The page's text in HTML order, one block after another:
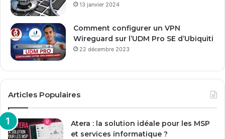
13 janvier 2024
Comment configurer un VPN
Wireguard sur l’UDM Pro SE d’Ubiquiti
22 décembre 2023
Articles Populaires
Atera : la solution idéale pour les MSP
et services informatique ?